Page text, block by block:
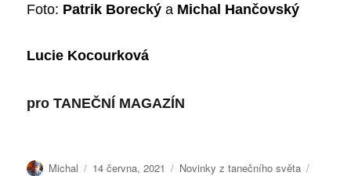
Foto: Patrik Boreckýa Michal Hančovský
Lucie Kocourková
proTANEČNÍ MAGAZÍN
Autor:
Michal Publikováno:
14 června, 2021 Rubriky:
Novinky z tanečního světa